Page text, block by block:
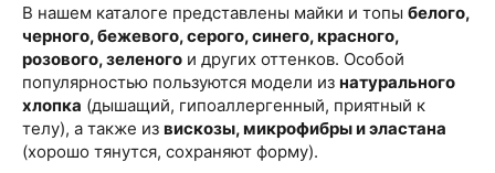
В нашем каталоге представлены майки и топы белого,
черного, бежевого, серого, синего, красного,
розового, зеленого и других оттенков. Особой
популярностью пользуются модели из натурального
хлопка (дышащий, гипоаллергенный, приятный к
телу), а также из вискозы, микрофибры и эластана
(хорошо тянутся, сохраняют форму).